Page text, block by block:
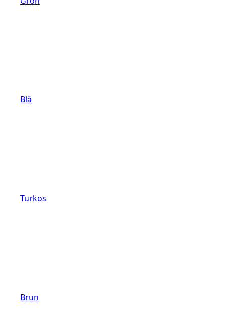
Blå
Turkos
Brun